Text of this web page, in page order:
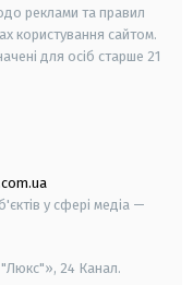
реклами та правил
користування сайтом.
для осіб старше 21
у сфері медіа —
24 Канал.